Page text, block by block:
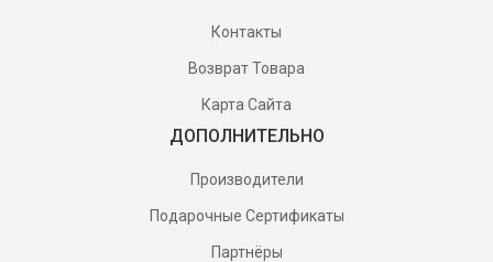
Контакты
Возврат Товара
Карта Сайта
ДОПОЛНИТЕЛЬНО
Производители
Подарочные Сертификаты
Партнёры